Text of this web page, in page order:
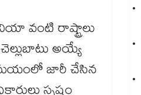
వంటి రాష్ట్రాలు
అయ్యే
జారీ చేసిన